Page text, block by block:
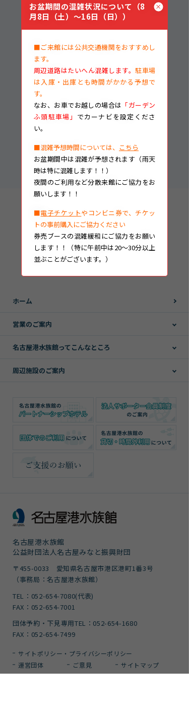
ホーム
営業のご案内
名古屋港水族館ってこんなところ
周辺施設のご案内
名古屋港水族館
公益財団法人名古屋みなと振興財団
〒455-0033 愛知県名古屋市港区港町1番3号
（事務局：名古屋港水族館）
TEL：052-654-7080(代表)
FAX：052-654-7001
団体予約・下見専用TEL：052-654-1680
FAX：052-654-7499
サイトポリシー・プライバシーポリシー
運営団体
ご意見
サイトマップ
アクセシビリティガイドライン
お盆期間の混雑状況について（8
月8日（土）～16日（日））
■ご来館には公共交通機関をおすすめし
ます。
周辺道路はたいへん混雑します。駐車場
は入庫・出庫とも時間がかかる予想で
す。
なお、 お車でお越しの場合は 「ガーデン
ふ頭駐車場」 でカーナビを設定くださ
い。
■混雑予想時間については、 こちら
お盆期間中は混雑が予想されます（雨天
時は特に混雑します！！）
夜間のご利用など分散来館にご協力をお
願いします！！
■電子チケットやコンビニ券で、チケッ
トの事前購入にご協力ください
券売ブースの混雑緩和にご協力をお願い
します！！（特に午前中は20～30分以上
並ぶことがございます。）